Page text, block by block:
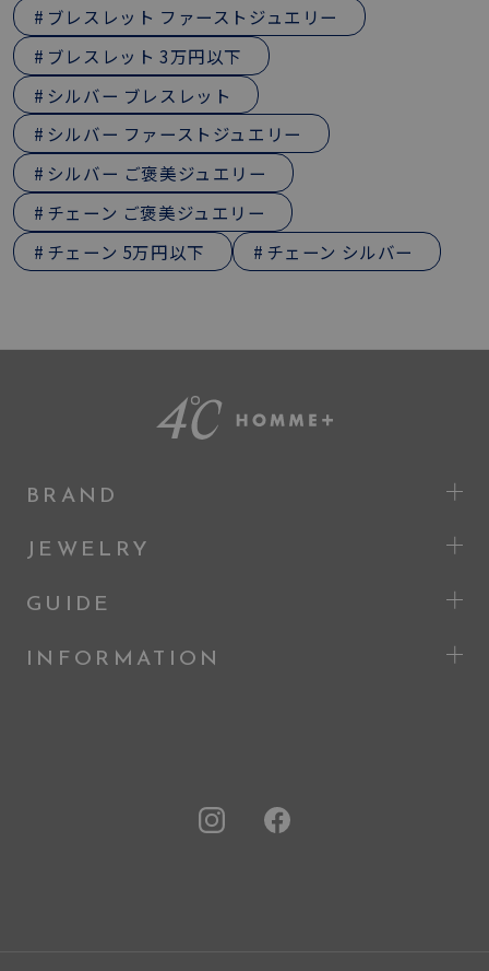
ブレスレット ファーストジュエリー
ブレスレット 3万円以下
シルバー ブレスレット
シルバー ファーストジュエリー
シルバー ご褒美ジュエリー
チェーン ご褒美ジュエリー
チェーン 5万円以下
チェーン シルバー
BRAND
JEWELRY
GUIDE
INFORMATION